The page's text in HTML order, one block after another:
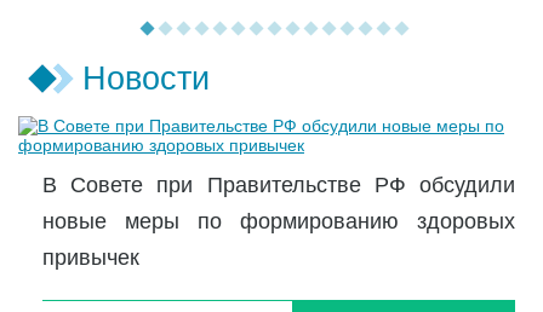
Новости
В Совете при Правительстве РФ обсудили
новые меры по формированию здоровых
привычек